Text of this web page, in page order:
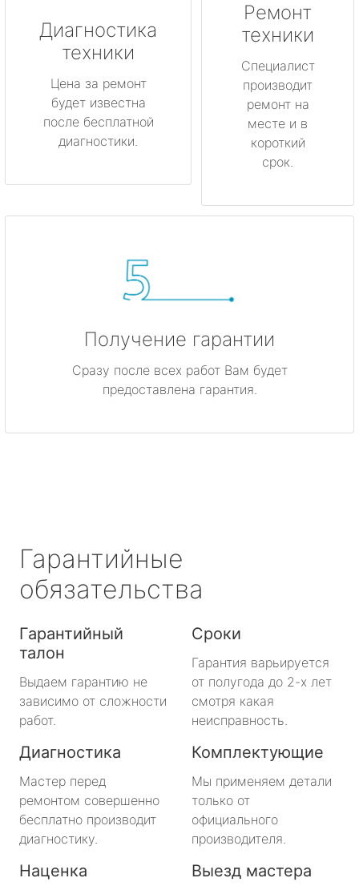
Диагностика
техники
Цена за ремонт
будет известна
после бесплатной
диагностики.
Ремонт
техники
Специалист
производит
ремонт на
месте и в
короткий
срок.
Получение гарантии
Сразу после всех работ Вам будет
предоставлена гарантия.
Гарантийные
обязательства
Гарантийный
талон
Выдаем гарантию не
зависимо от сложности
работ.
Сроки
Гарантия варьируется
от полугода до 2-х лет
смотря какая
неисправность.
Диагностика
Мастер перед
ремонтом совершенно
бесплатно производит
диагностику.
Комплектующие
Мы применяем детали
только от
официального
производителя.
Наценка Выезд мастера